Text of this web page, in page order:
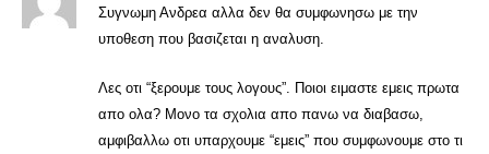
Συγνωμη Ανδρεα αλλα δεν θα συμφωνησω με την
υποθεση που βασιζεται η αναλυση.
Λες οτι “ξερουμε τους λογους”. Ποιοι ειμαστε εμεις πρωτα
απο ολα? Μονο τα σχολια απο πανω να διαβασω,
αμφιβαλλω οτι υπαρχουμε “εμεις” που συμφωνουμε στο τι